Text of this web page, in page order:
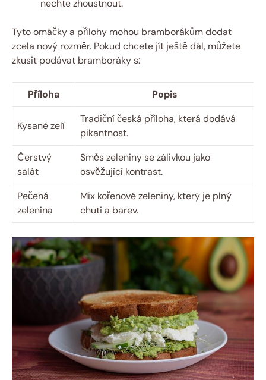
nechte zhoustnout.
Tyto omáčky a přílohy mohou bramborákům dodat
zcela nový rozměr. Pokud chcete jít ještě dál, můžete
zkusit podávat bramboráky s:
Příloha Popis
Kysané zelí
Tradiční česká příloha, která dodává
pikantnost.
Čerstvý
salát
Směs zeleniny se zálivkou jako
osvěžující kontrast.
Pečená
zelenina
Mix kořenové zeleniny, který je plný
chuti a barev.